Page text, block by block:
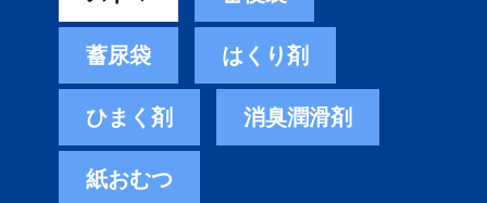
蓄尿袋 はくり剤
ひまく剤 消臭潤滑剤
紙おむつ